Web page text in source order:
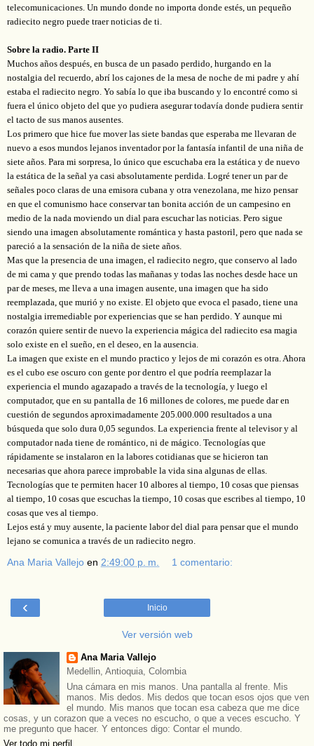
telecomunicaciones. Un mundo donde no importa donde estés, un pequeño
radiecito negro puede traer noticias de ti.
Sobre la radio. Parte II
Muchos años después, en busca de un pasado perdido, hurgando en la
nostalgia del recuerdo, abrí los cajones de la mesa de noche de mi padre y ahí
estaba el radiecito negro. Yo sabía lo que iba buscando y lo encontré como si
fuera el único objeto del que yo pudiera asegurar todavía donde pudiera sentir
el tacto de sus manos ausentes.
Los primero que hice fue mover las siete bandas que esperaba me llevaran de
nuevo a esos mundos lejanos inventador por la fantasía infantil de una niña de
siete años. Para mi sorpresa, lo único que escuchaba era la estática y de nuevo
la estática de la señal ya casi absolutamente perdida. Logré tener un par de
señales poco claras de una emisora cubana y otra venezolana, me hizo pensar
en que el comunismo hace conservar tan bonita acción de un campesino en
medio de la nada moviendo un dial para escuchar las noticias. Pero sigue
siendo una imagen absolutamente romántica y hasta pastoril, pero que nada se
pareció a la sensación de la niña de siete años.
Mas que la presencia de una imagen, el radiecito negro, que conservo al lado
de mi cama y que prendo todas las mañanas y todas las noches desde hace un
par de meses, me lleva a una imagen ausente, una imagen que ha sido
reemplazada, que murió y no existe. El objeto que evoca el pasado, tiene una
nostalgia irremediable por experiencias que se han perdido. Y aunque mi
corazón quiere sentir de nuevo la experiencia mágica del radiecito esa magia
solo existe en el sueño, en el deseo, en la ausencia.
La imagen que existe en el mundo practico y lejos de mi corazón es otra. Ahora
es el cubo ese oscuro con gente por dentro el que podría reemplazar la
experiencia el mundo agazapado a través de la tecnología, y luego el
computador, que en su pantalla de 16 millones de colores, me puede dar en
cuestión de segundos aproximadamente 205.000.000 resultados a una
búsqueda que solo dura 0,05 segundos. La experiencia frente al televisor y al
computador nada tiene de romántico, ni de mágico. Tecnologías que
rápidamente se instalaron en la labores cotidianas que se hicieron tan
necesarias que ahora parece improbable la vida sina algunas de ellas.
Tecnologías que te permiten hacer 10 albores al tiempo, 10 cosas que piensas
al tiempo, 10 cosas que escuchas la tiempo, 10 cosas que escribes al tiempo, 10
cosas que ves al tiempo.
Lejos está y muy ausente, la paciente labor del dial para pensar que el mundo
lejano se comunica a través de un radiecito negro.
Ana Maria Vallejo en 2:49:00 p. m. 1 comentario:
‹ Inicio
Ver versión web
Ana Maria Vallejo
Medellin, Antioquia, Colombia
Una cámara en mis manos. Una pantalla al frente. Mis
manos. Mis dedos. Mis dedos que tocan esos ojos que ven
el mundo. Mis manos que tocan esa cabeza que me dice
cosas, y un corazon que a veces no escucho, o que a veces escucho. Y
me pregunto que hacer. Y entonces digo: Contar el mundo.
Ver todo mi perfil